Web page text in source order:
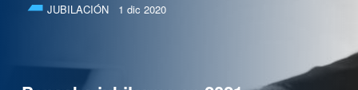
JUBILACIÓN 1 dic 2020